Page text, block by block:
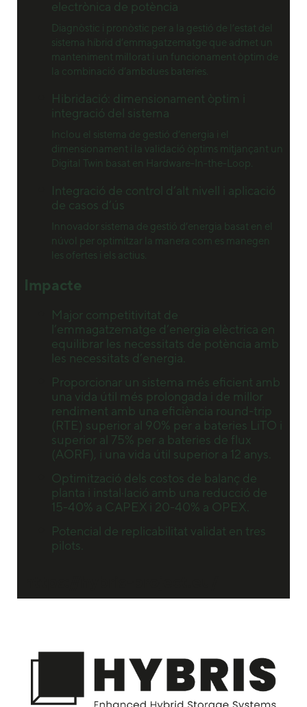
electrònica de potència
Diagnòstic i pronòstic per a la gestió de l’estat del
sistema híbrid d’emmagatzematge que admet un
manteniment millorat i un funcionament òptim de
la combinació d’ambdues bateries.
Hibridació: dimensionament òptim i
integració del sistema
Inclou el sistema de gestió d’energia i el
dimensionament i la validació òptims mitjançant un
Digital Twin basat en Hardware-In-the-Loop.
Integració de control d’alt nivell i aplicació
de casos d’ús
Innovador sistema de gestió d’energia basat en el
núvol per optimitzar la manera com es manegen
les ofertes i els actius.
Impacte
Major competitivitat de
l’emmagatzematge d’energia elèctrica en
equilibrar les necessitats de potència amb
les necessitats d’energia.
Proporcionar un sistema més eficient amb
una vida útil més prolongada i de millor
rendiment amb una eficiència round-trip
(RTE) superior al 90% per a bateries LiTO i
superior al 75% per a bateries de flux
(AORF), i una vida útil superior a 12 anys.
Optimització dels costos de balanç de
planta i instal·lació amb una reducció de
15-40% a CAPEX i 20-40% a OPEX.
Potencial de replicabilitat validat en tres
pilots.